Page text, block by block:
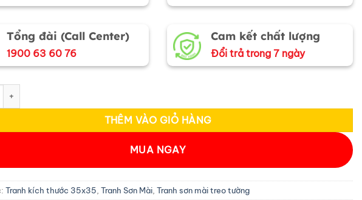
Tổng đài (Call Center)
1900 63 60 76
Cam kết chất lượng
Đổi trả trong 7 ngày
Mài Vẽ Bưu Điện Trung Tâm Sài Gòn 35x35cm TBL013 số lượng
THÊM VÀO GIỎ HÀNG
MUA NGAY
Tranh kích thước 35x35 Tranh Sơn Mài Tranh sơn mài treo tường